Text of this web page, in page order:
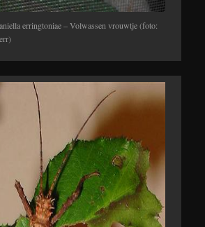
erringtoniae – Volwassen vrouwtje (foto: